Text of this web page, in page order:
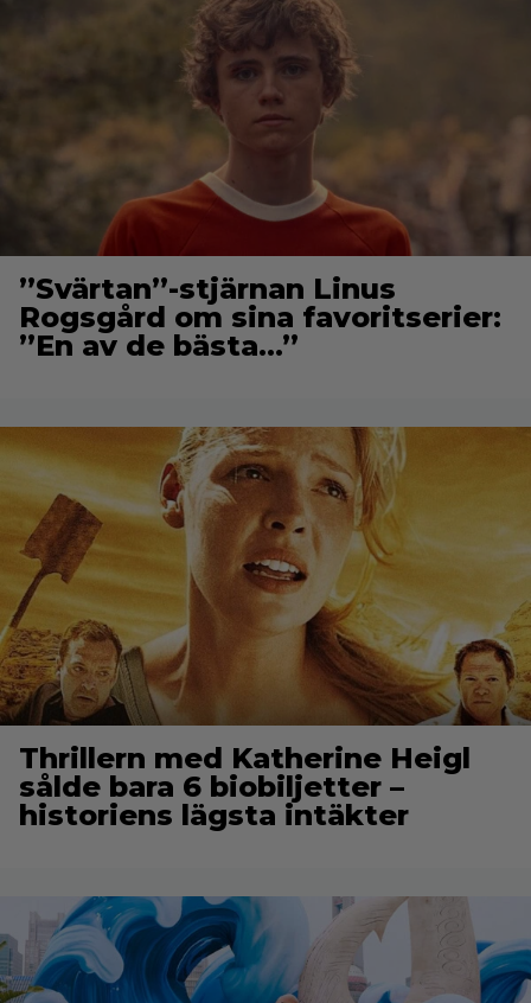
”Svärtan”-stjärnan Linus
Rogsgård om sina favoritserier:
”En av de bästa…”
Thrillern med Katherine Heigl
sålde bara 6 biobiljetter –
historiens lägsta intäkter